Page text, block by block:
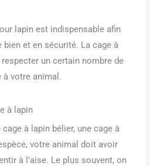
lapin est indispensable afin
et en sécurité. La cage à
respecter un certain nombre de
à votre animal.
à lapin
à lapin bélier, une cage à
votre animal doit avoir
à l’aise. Le plus souvent, on